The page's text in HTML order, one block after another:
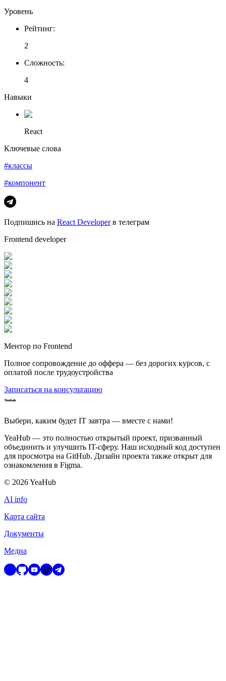
Уровень
Рейтинг:
2
Сложность:
4
Навыки
React
Ключевые слова
#классы
#компонент
Подпишись на React Developerв телеграм
Frontend developer
Ментор по Frontend
Полное сопровождение до оффера — без дорогих курсов, с
оплатой после трудоустройства
Записаться на консультацию
Выбери, каким будет IT завтра — вместе c нами!
YeaHub — это полностью открытый проект, призванный
объединить и улучшить IT-сферу. Наш исходный код доступен
для просмотра на GitHub. Дизайн проекта также открыт для
ознакомления в Figma.
© 2026YeaHub
AI info
Карта сайта
Документы
Медиа